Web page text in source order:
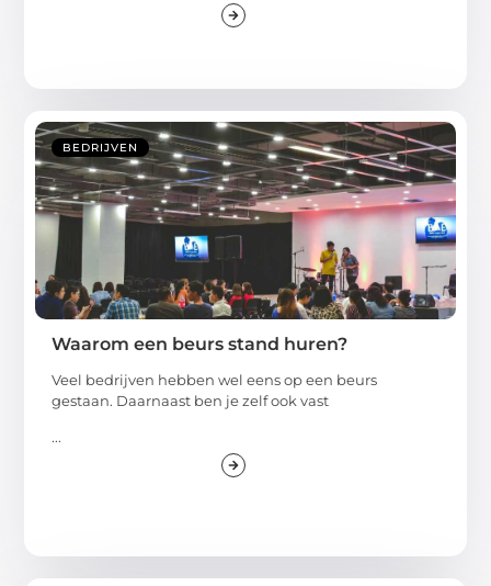
BEDRIJVEN
Waarom een beurs stand huren?
Veel bedrijven hebben wel eens op een beurs
gestaan. Daarnaast ben je zelf ook vast
...